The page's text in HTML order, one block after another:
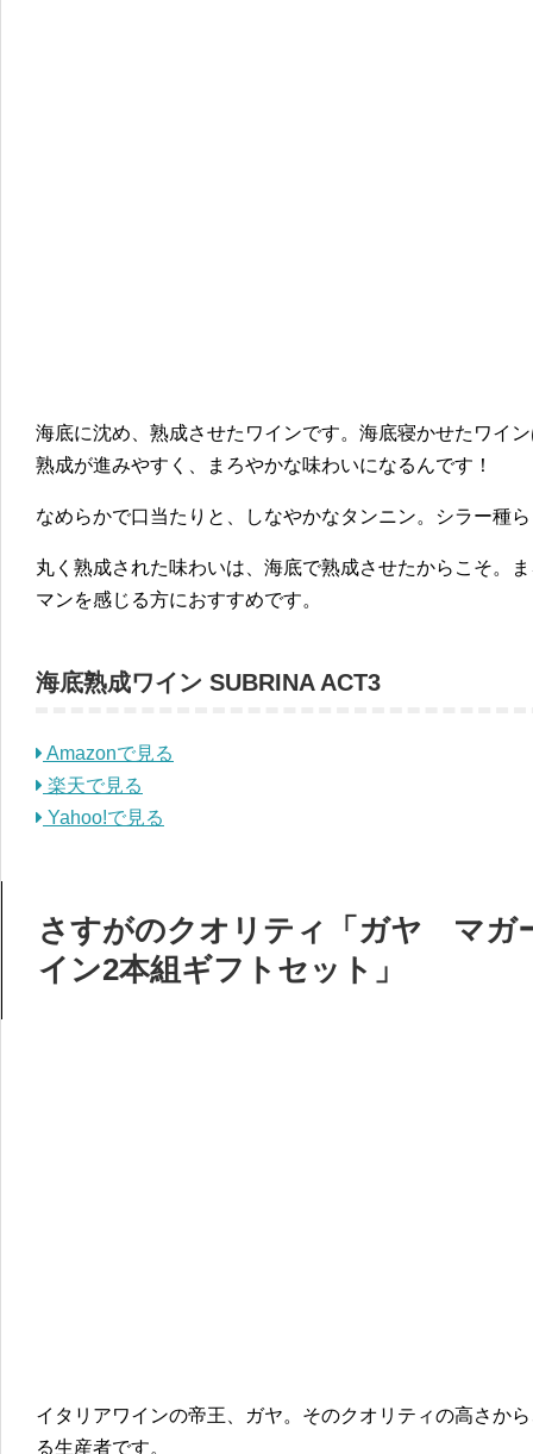
海底に沈め、熟成させたワインです。海底寝かせたワイ
熟成が進みやすく、まろやかな味わいになるんです！
なめらかで口当たりと、しなやかなタンニン。シラー種
丸く熟成された味わいは、海底で熟成させたからこそ。
マンを感じる方におすすめです。
海底熟成ワイン SUBRINA ACT3
Amazonで見る
楽天で見る
Yahoo!で見る
さすがのクオリティ「ガヤ マ
イン2本組ギフトセット」
イタリアワインの帝王、ガヤ。そのクオリティの高さか
る生産者です。